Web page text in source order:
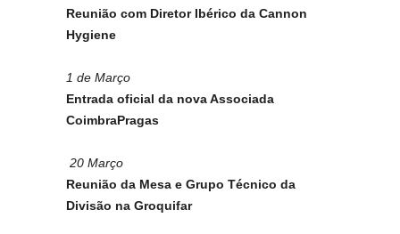
Reunião com Diretor Ibérico da Cannon
Hygiene
1 de Março
Entrada oficial da nova Associada
CoimbraPragas
20 Março
Reunião da Mesa e Grupo Técnico da
Divisão na Groquifar